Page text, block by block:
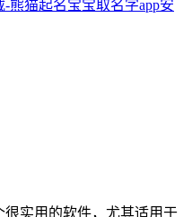
实用的软件，尤其适用于